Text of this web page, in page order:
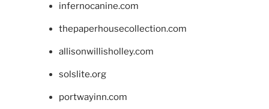
infernocanine.com
thepaperhousecollection.com
allisonwillisholley.com
solslite.org
portwayinn.com